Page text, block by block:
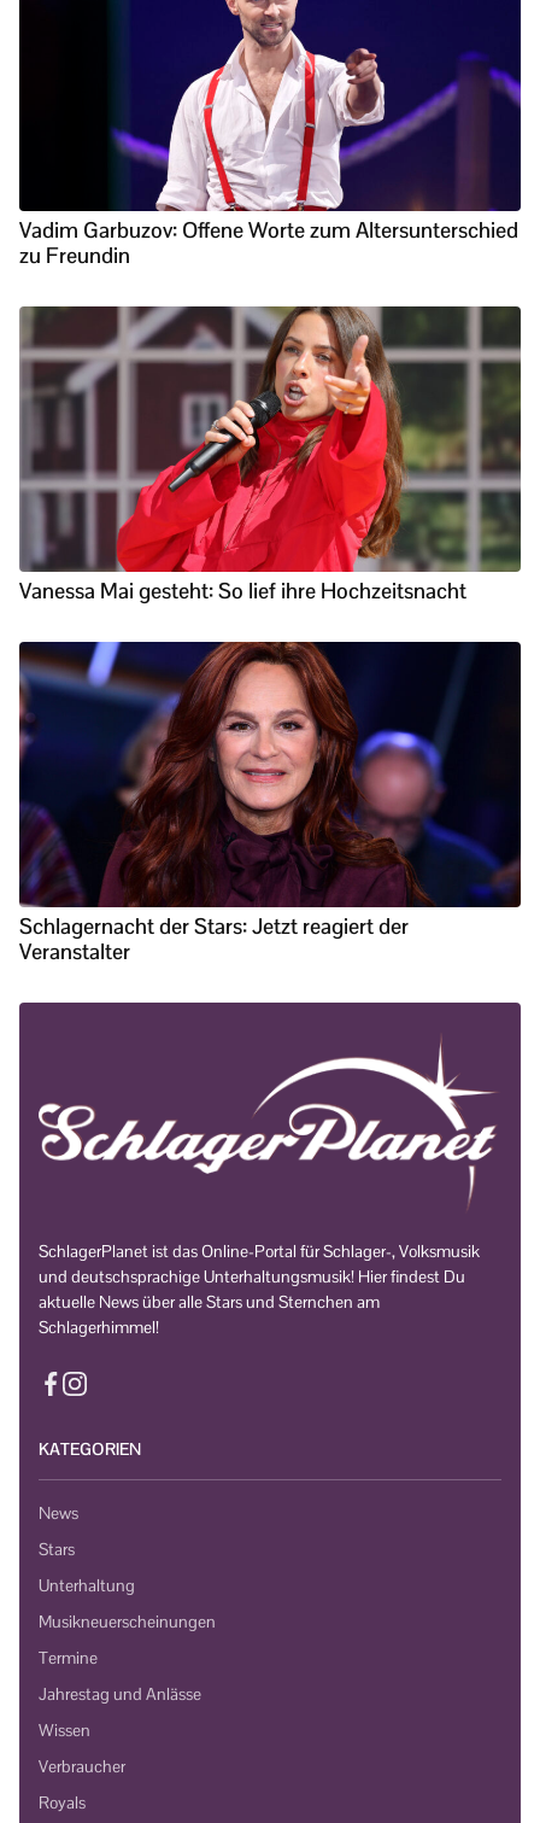
Vadim Garbuzov: Offene Worte zum Altersunterschied
zu Freundin
Vanessa Mai gesteht: So lief ihre Hochzeitsnacht
Schlagernacht der Stars: Jetzt reagiert der
Veranstalter
SchlagerPlanet ist das Online-Portal für Schlager-, Volksmusik
und deutschsprachige Unterhaltungsmusik! Hier findest Du
aktuelle News über alle Stars und Sternchen am
Schlagerhimmel!
KATEGORIEN
News
Stars
Unterhaltung
Musikneuerscheinungen
Termine
Jahrestag und Anlässe
Wissen
Verbraucher
Royals